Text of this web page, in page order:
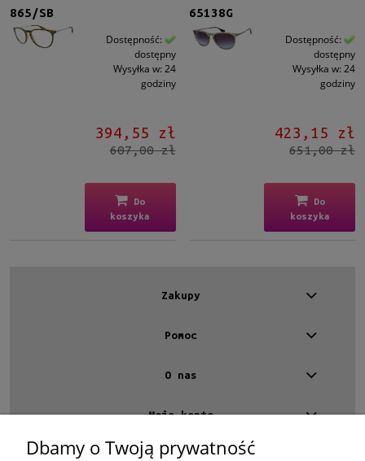
865/SB
Dostępność:
dostępny
Wysyłka w: 24
godziny
394,55 zł
607,00 zł
Do
koszyka
65138G
Dostępność:
dostępny
Wysyłka w: 24
godziny
423,15 zł
651,00 zł
Do
koszyka
Zakupy
Pomoc
O nas
Moje konto
Kontakt
Dbamy o Twoją prywatność